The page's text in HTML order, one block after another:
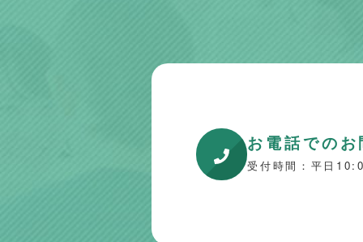
お電話での
受付時間：平日